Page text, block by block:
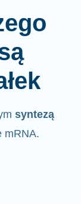
syntezą
mRNA.